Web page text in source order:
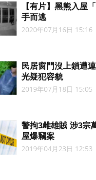
【有片】黑熊入屋
手而逃
2020年07月16日 15:16
民居窗門沒上鎖遭
光疑犯容貌
2019年07月18日 15:05
警拘3雌雄賊 涉3宗
屋爆竊案
2019年04月23日 12:53